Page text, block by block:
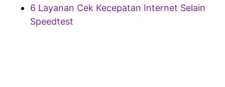
6 Layanan Cek Kecepatan Internet Selain
Speedtest